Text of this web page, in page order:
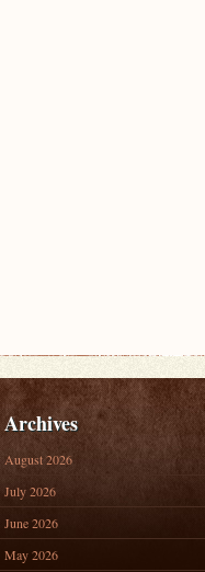
Archives
August 2026
July 2026
June 2026
May 2026